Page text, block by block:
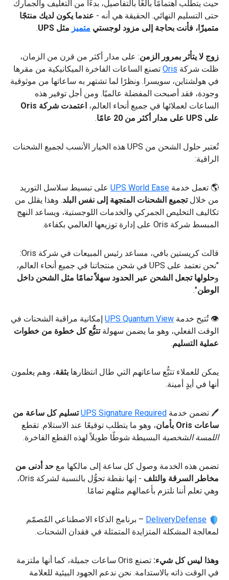
حيث يتطلب اهتمامًا بالغًا بالتفاصيل، بدءًا من التغليف والجمارك
حتى التسليم النهائي. الحقيقة هي أنه - عندما يكون لديك منتجًا
متميزًا، فأنت بحاجة إلى مزود لوجستي متميز مثل UPS .
زوج لا يتأثر بمرور الزمن: على مدار أكثر من قرن من الزمان،
ظلت شركة Oris تصنع الساعات الفاخرة الميكانيكية من مقرها
في هولشتاين، سويسرا. ونظرًا لما تشتهر به ساعاتها من موثوقية
وجودة، فقد أصبحت المفضلة عالميًا. ومن أجل توفير هذه
الساعات لعملائها في جميع أنحاء العالم،
اعتمدت شركة Oris
على UPS على مدار أكثر من 20 عامًا
.
تُعتبر حلول الشحن من UPS هذه الخيار الأنسب لجميع الشحنات
الراقية:
🌎 تعمل خدمة UPS World Ease على تبسيط سلاسل التوريد
من خلالتجميع الشحنات المتجهة إلى نفس البلد. وهذا يقلل من
تكاليف التخليص الجمركي والخدمات اللوجستية، ويساعد النهج
المبسط شركة Oris على إدارة توزيعها العالمي بكفاءة.
قالت كريستين بافي، مساعد رئيس المبيعات في شركة Oris:
"نحن نعتمد على UPS في شحن منتجاتنا في جميع أنحاء العالم،
وحلولها تجعل الشحن عبر الحدود سهلاً تمامًا مثل الشحن داخل
الوطن".
👁 تُتيح خدمة UPS Quantum View إمكانية مراقبة الشحنات في
الوقت الفعلي، وهو ما يضمن سهولةتتبُّع كل خطوة من خطوات
عملية التسليم.
يمكن للعملاء تتبُّع ساعاتهم التي طال انتظارها بثقة، وهم يعلمون
أنها في أيدٍ أمينة.
🖊 تضمن خدمة UPS Signature Required تسليم كل ساعة من
ساعات Oris بأمان
، وهو ما يتطلب توقيعًا عند الاستلام. تقطع
اللمسة الشخصية البسيطة شوطًا طويلاً لهذه القطع الفاخرة.
تضمن هذه الخدمة وصول كل ساعة إلى مالكها مع حد أدنى من
مخاطر السرقة والتلف
- إنها نقطة تحوُّل بالنسبة لشركة Oris،
وهي تعلم أننا نلتزم بأعمالهم مثلهم تمامًا.
DeliveryDefense – برنامج الذكاء الاصطناعي المُصمّم
لمعالجة المشكلة المتزايدة المتمثلة في فقدان الشحنات.
وهذا ليس كل شيء:
تصنع Oris ساعات جميلة، كما أنها ملتزمة
في الوقت ذاته بالاستدامة. نحن ندعم الجهود البيئية للعلامة